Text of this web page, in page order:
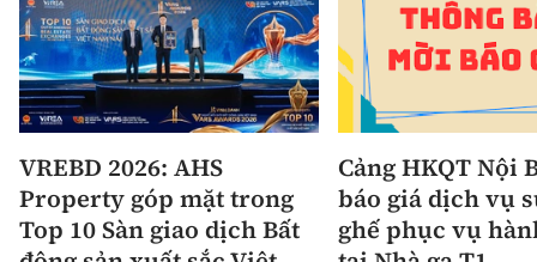
VREBD 2026: AHS
Property góp mặt trong
Top 10 Sàn giao dịch Bất
Cảng HKQT Nội
báo giá dịch vụ
ghế phục vụ